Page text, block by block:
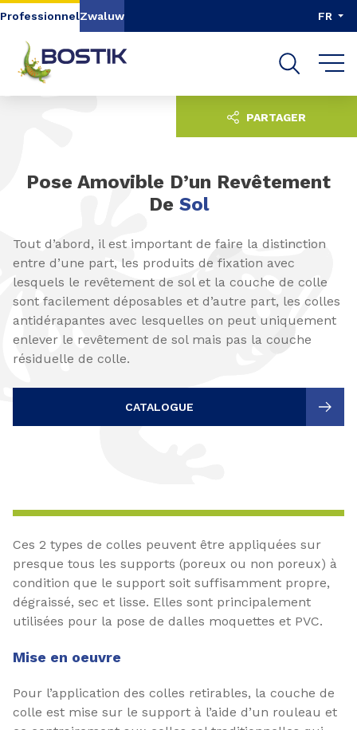
Aller au contenu
Aller à la recherche
ProfessionnelZwaluw FR
Pose Amovible D’un Revêtement
De Sol
Tout d’abord, il est important de faire la distinction
entre d’une part, les produits de fixation avec
lesquels le revêtement de sol et la couche de colle
sont facilement déposables et d’autre part, les colles
antidérapantes avec lesquelles on peut uniquement
enlever le revêtement de sol mais pas la couche
résiduelle de colle.
CATALOGUE
PARTAGER
Ces 2 types de colles peuvent être appliquées sur
presque tous les supports (poreux ou non poreux) à
condition que le support soit suffisamment propre,
dégraissé, sec et lisse. Elles sont principalement
utilisées pour la pose de dalles moquettes et PVC.
Mise en oeuvre
Pour l’application des colles retirables, la couche de
colle est mise sur le support à l’aide d’un rouleau et